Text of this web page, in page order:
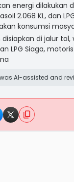
energi dilakukan
2.068 KL, dan
konsumsi
di jalur
LPG Siaga,
AI-assisted and